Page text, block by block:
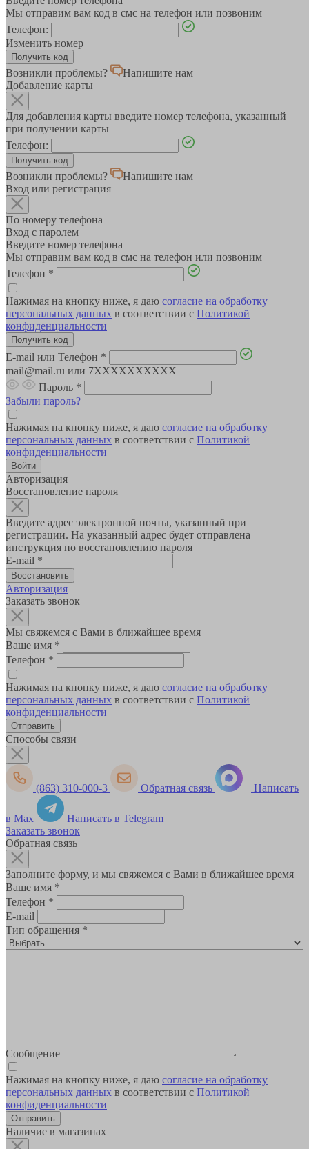
Мы отправим вам код в смс на телефон или позвоним
Телефон:
Изменить номер
Возникли проблемы?
Напишите нам
Добавление карты
Для добавления карты введите номер телефона, указанный
при получении карты
Телефон:
Возникли проблемы?
Напишите нам
Вход или регистрация
По номеру телефона
Вход с паролем
Введите номер телефона
Мы отправим вам код в смс на телефон или позвоним
Телефон *
Нажимая на кнопку ниже, я даю согласие на обработку
персональных данных в соответствии с Политикой
конфиденциальности
E-mail или Телефон *
mail@mail.ru или 7XXXXXXXXXX
Пароль *
Забыли пароль?
Нажимая на кнопку ниже, я даю согласие на обработку
персональных данных в соответствии с Политикой
конфиденциальности
Авторизация
Восстановление пароля
Введите адрес электронной почты, указанный при
регистрации. На указанный адрес будет отправлена
инструкция по восстановлению пароля
E-mail *
Авторизация
Заказать звонок
Мы свяжемся с Вами в ближайшее время
Ваше имя *
Телефон *
Нажимая на кнопку ниже, я даю согласие на обработку
персональных данных в соответствии с Политикой
конфиденциальности
Способы связи
(863) 310-000-3 Обратная связь Написать
в Max
Написать в Telegram
Заказать звонок
Обратная связь
Заполните форму, и мы свяжемся с Вами в ближайшее время
Ваше имя *
Телефон *
E-mail
Тип обращения *
Сообщение
Нажимая на кнопку ниже, я даю согласие на обработку
персональных данных в соответствии с Политикой
конфиденциальности
Наличие в магазинах